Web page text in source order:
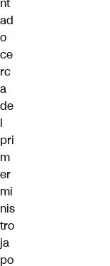
nt
ad
o
ce
rc
a
de
l
pri
m
er
mi
nis
tro
ja
po